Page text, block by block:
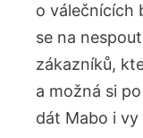
o válečnících
se na
zákazníků,
a možná si
dát Mabo i vy